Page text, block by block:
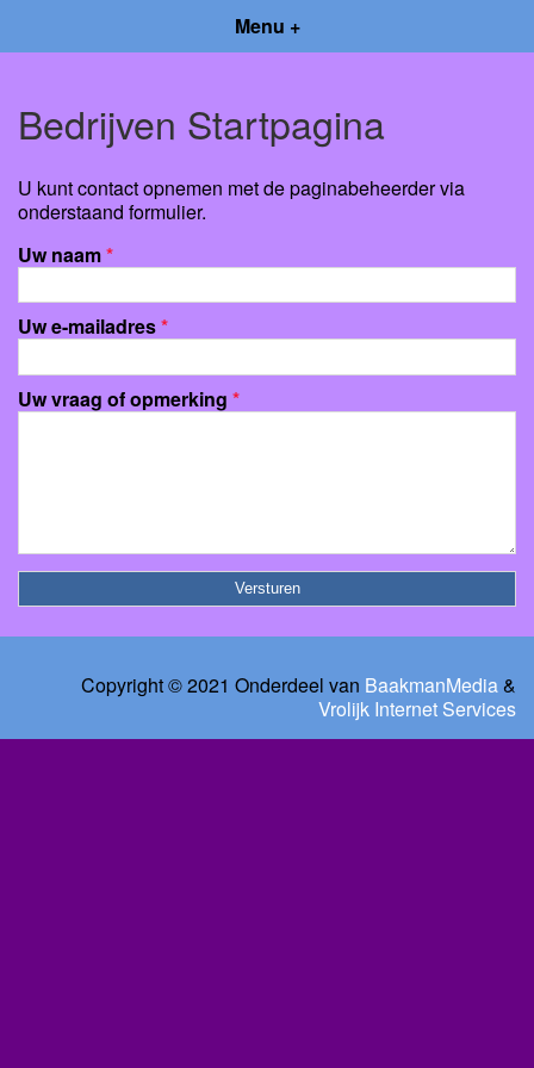
Menu +
Bedrijven Startpagina
U kunt contact opnemen met de paginabeheerder via
onderstaand formulier.
Uw naam*
Uw e-mailadres*
Uw vraag of opmerking *
Copyright © 2021 Onderdeel van BaakmanMedia&
Vrolijk Internet Services